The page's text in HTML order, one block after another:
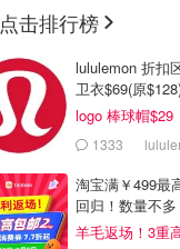
点击排行榜
lululemon 折扣
卫衣$69(原
logo 棒球帽$29
1333
淘宝满￥499最
回归！数量不多
羊毛返场！3重